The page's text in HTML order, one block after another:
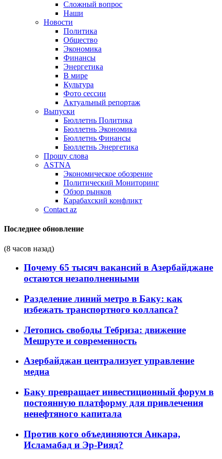
Сложный вопрос
Наши
Новости
Политика
Общество
Экономика
Финансы
Энергетика
В мире
Культура
Фото сессии
Актуальный репортаж
Выпуски
Бюллетнь Политика
Бюллетнь Экономика
Бюллетнь Финансы
Бюллетнь Энергетика
Прошу слова
ASTNA
Экономическое обозрение
Политический Мониторинг
Обзор рынков
Карабахский конфликт
Contact az
Последнее обновление
(8 часов назад)
Почему 65 тысяч вакансий в Азербайджане
остаются незаполненными
Разделение линий метро в Баку: как
избежать транспортного коллапса?
Летопись свободы Тебриза: движение
Мешруте и современность
Азербайджан централизует управление
медиа
Баку превращает инвестиционный форум в
постоянную платформу для привлечения
ненефтяного капитала
Против кого объединяются Анкара,
Исламабад и Эр-Рияд?